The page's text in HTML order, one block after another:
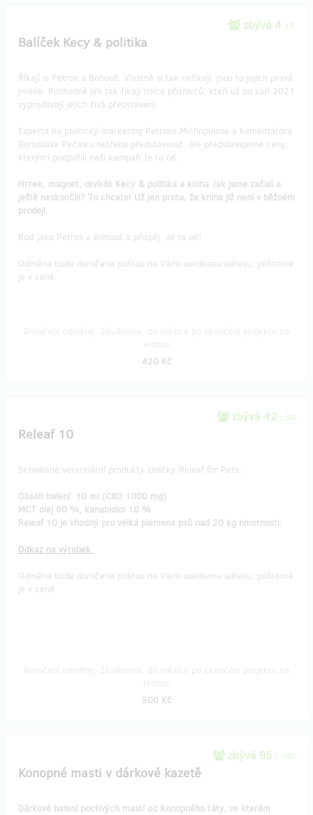
zbývá 4 z 5
Balíček Kecy & politika
Říkají si Petros a Bohouš. Vlastně si tak neříkají, jsou to jejich pravá
jména. Rozhodně jim tak říkají tisíce příznivců, kteří už od září 2021
vyprodávají jejich živá představení.
Experta na politický marketing Petrose Michopulose a komentátora
Bohuslava Pečinku netřeba představovat. Ale představujeme ceny,
kterými podpořili naši kampaň Je to oK.
Hrnek, magnet, otvírák Kecy & politika a kniha Jak jsme začali a
ještě neskončili? To chcete! Už jen proto, že kniha již není v běžném
prodeji.
Buď jako Petros a Bohouš a přispěj. Je to oK!
Odměna bude doručena poštou na Vámi uvedenou adresu, poštovné
je v ceně.
420 Kč
zbývá 42 z 50
Releaf 10
Schválené veterinární produkty značky Releaf for Pets:
Obsah balení: 10 ml (CBD 1000 mg)
MCT olej 90 %, kanabidiol 10 %
Releaf 10 je vhodný pro velká plemena psů nad 20 kg hmotnosti.
Odkaz na výrobek.
Odměna bude doručena poštou na Vámi uvedenou adresu, poštovné
je v ceně.
500 Kč
zbývá 95 z 100
Konopné masti v dárkové kazetě
Dárkové balení poctivých mastí od Konopného táty, ve kterém